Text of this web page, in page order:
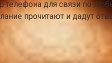
телефона для связи по
прочитают и дадут